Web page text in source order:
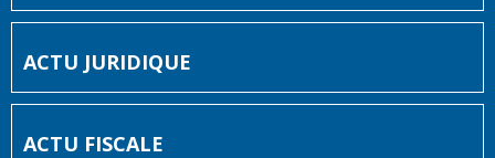
ACTU JURIDIQUE
ACTU FISCALE